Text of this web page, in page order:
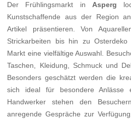
Der Frühlingsmarkt in Asperg
Kunstschaffende aus der Region
Artikel präsentieren. Von
Strickarbeiten bis hin zu
Markt eine vielfältige Auswahl.
Taschen, Kleidung, Schmuck und
Besonders geschätzt werden die
sich ideal für besondere Anlässe
Handwerker stehen den
anregende Gespräche zur